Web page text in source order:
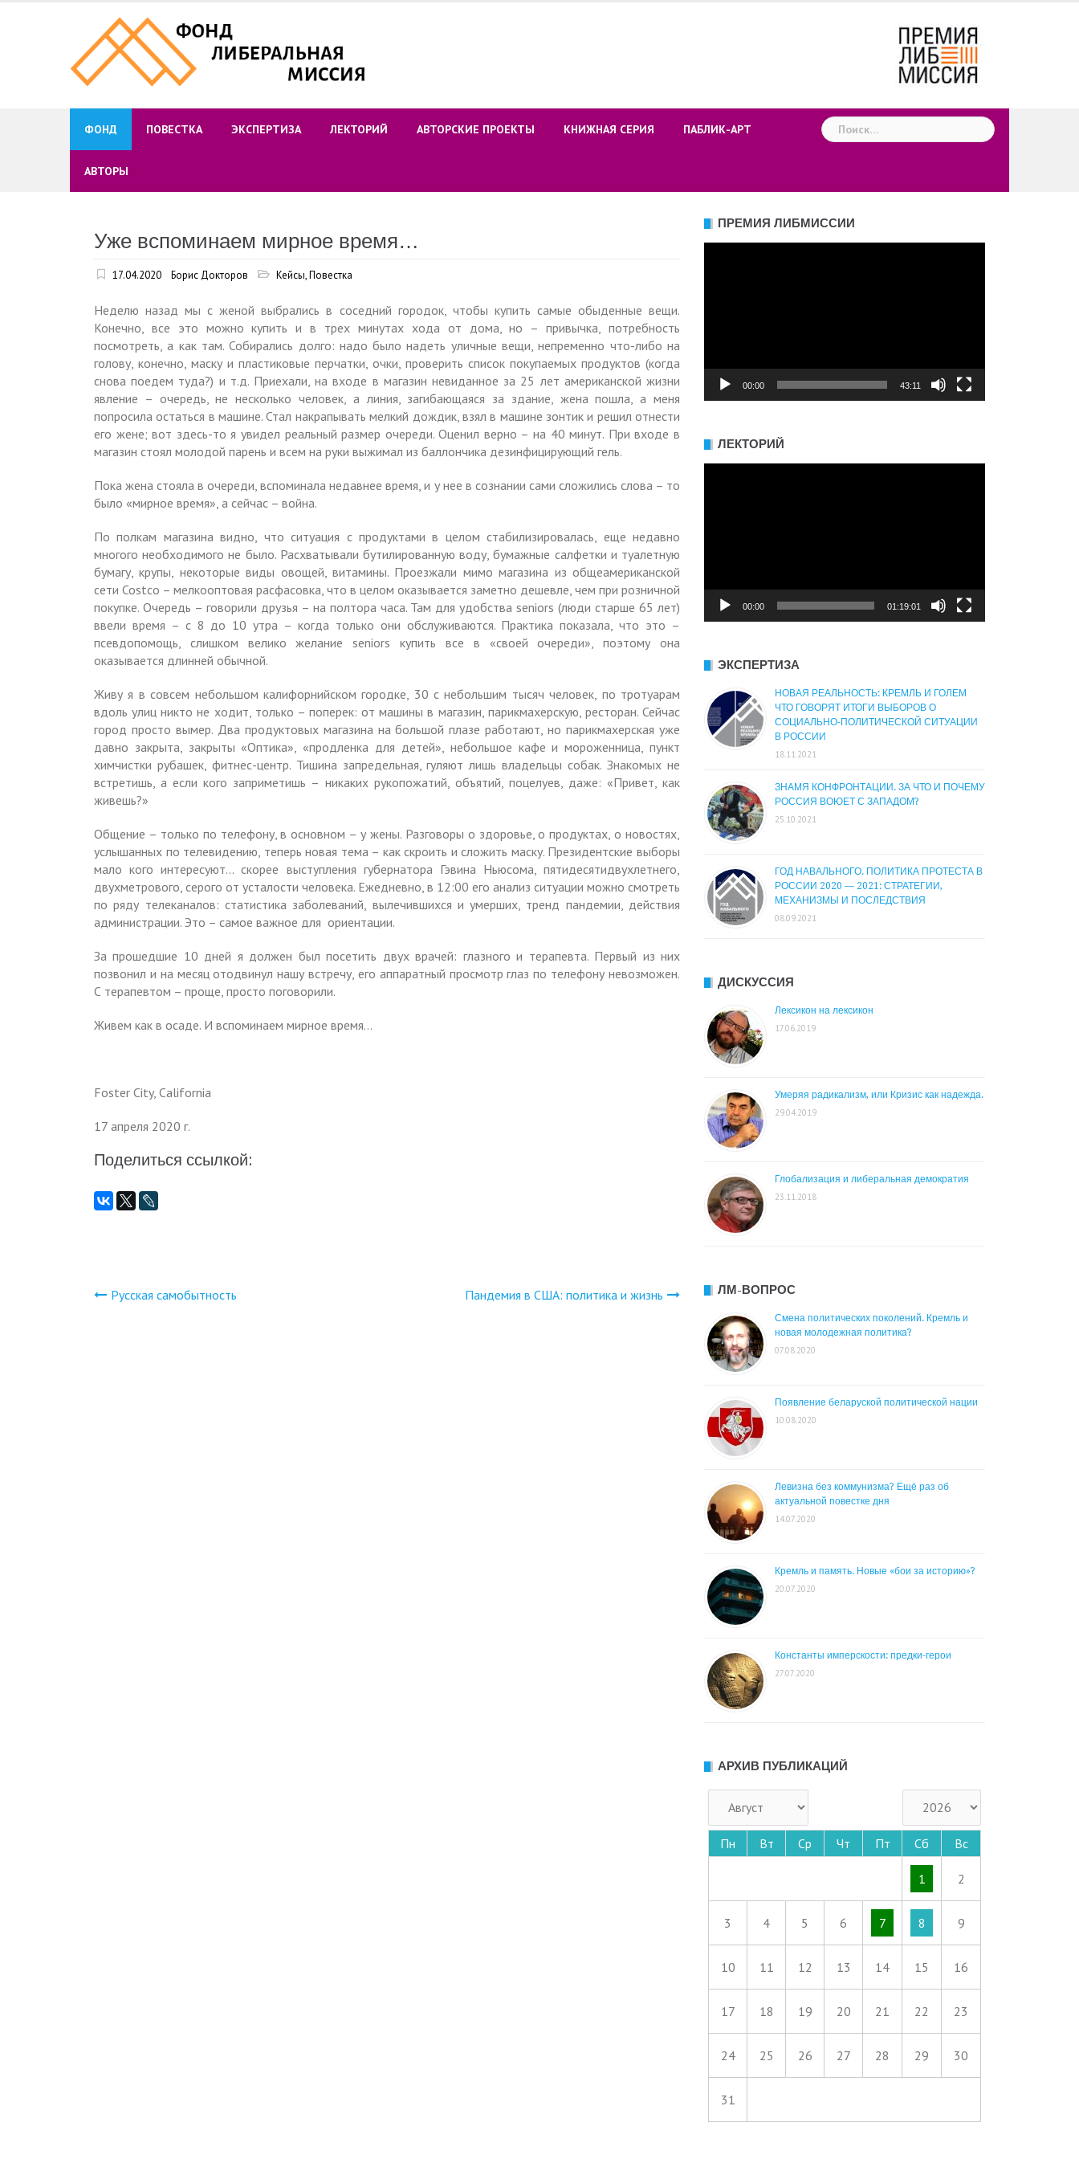
ФОНД ПОВЕСТКА ЭКСПЕРТИЗА ЛЕКТОРИЙ АВТОРСКИЕ ПРОЕКТЫ КНИЖНАЯ СЕРИЯ ПАБЛИК-АРТ
АВТОРЫ
Найти:
Уже вспоминаем мирное время…
17.04.2020 Борис Докторов Кейсы,Повестка
Неделю назад мы с женой выбрались в соседний городок, чтобы купить самые обыденные вещи.
Конечно, все это можно купить и в трех минутах хода от дома, но – привычка, потребность
посмотреть, а как там. Собирались долго: надо было надеть уличные вещи, непременно что-либо на
голову, конечно, маску и пластиковые перчатки, очки, проверить список покупаемых продуктов (когда
снова поедем туда?) и т.д. Приехали, на входе в магазин невиданное за 25 лет американской жизни
явление – очередь, не несколько человек, а линия, загибающаяся за здание, жена пошла, а меня
попросила остаться в машине. Стал накрапывать мелкий дождик, взял в машине зонтик и решил отнести
его жене; вот здесь-то я увидел реальный размер очереди. Оценил верно – на 40 минут. При входе в
магазин стоял молодой парень и всем на руки выжимал из баллончика дезинфицирующий гель.
Пока жена стояла в очереди, вспоминала недавнее время, и у нее в сознании сами сложились слова – то
было «мирное время», а сейчас – война.
По полкам магазина видно, что ситуация с продуктами в целом стабилизировалась, еще недавно
многого необходимого не было. Расхватывали бутилированную воду, бумажные салфетки и туалетную
бумагу, крупы, некоторые виды овощей, витамины. Проезжали мимо магазина из общеамериканской
сети Costco – мелкооптовая расфасовка, что в целом оказывается заметно дешевле, чем при розничной
покупке. Очередь – говорили друзья – на полтора часа. Там для удобства seniors (люди старше 65 лет)
ввели время – с 8 до 10 утра – когда только они обслуживаются. Практика показала, что это –
псевдопомощь, слишком велико желание seniors купить все в «своей очереди», поэтому она
оказывается длинней обычной.
Живу я в совсем небольшом калифорнийском городке, 30 с небольшим тысяч человек, по тротуарам
вдоль улиц никто не ходит, только – поперек: от машины в магазин, парикмахерскую, ресторан. Сейчас
город просто вымер. Два продуктовых магазина на большой плазе работают, но парикмахерская уже
давно закрыта, закрыты «Оптика», «продленка для детей», небольшое кафе и мороженница, пункт
химчистки рубашек, фитнес-центр. Тишина запредельная, гуляют лишь владельцы собак. Знакомых не
встретишь, а если кого заприметишь – никаких рукопожатий, объятий, поцелуев, даже: «Привет, как
живешь?»
Общение – только по телефону, в основном – у жены. Разговоры о здоровье, о продуктах, о новостях,
услышанных по телевидению, теперь новая тема – как скроить и сложить маску. Президентские выборы
мало кого интересуют… скорее выступления губернатора Гэвина Ньюсома, пятидесятидвухлетнего,
двухметрового, серого от усталости человека. Ежедневно, в 12:00 его анализ ситуации можно смотреть
по ряду телеканалов: статистика заболеваний, вылечившихся и умерших, тренд пандемии, действия
администрации. Это – самое важное для ориентации.
За прошедшие 10 дней я должен был посетить двух врачей: глазного и терапевта. Первый из них
позвонил и на месяц отодвинул нашу встречу, его аппаратный просмотр глаз по телефону невозможен.
С терапевтом – проще, просто поговорили.
Живем как в осаде. И вспоминаем мирное время…
Foster City, California
17 апреля 2020 г.
Поделиться ссылкой:
Навигация
Русская самобытность Пандемия в США: политика и жизнь
ПРЕМИЯ ЛИБМИССИИ
00:00 43:11
ЛЕКТОРИЙ
00:00 01:19:01
ЭКСПЕРТИЗА
НОВАЯ РЕАЛЬНОСТЬ: КРЕМЛЬ И ГОЛЕМ
ЧТО ГОВОРЯТ ИТОГИ ВЫБОРОВ О
СОЦИАЛЬНО-ПОЛИТИЧЕСКОЙ СИТУАЦИИ
В РОССИИ
18.11.2021
ЗНАМЯ КОНФРОНТАЦИИ. ЗА ЧТО И ПОЧЕМУ
РОССИЯ ВОЮЕТ С ЗАПАДОМ?
25.10.2021
ГОД НАВАЛЬНОГО. ПОЛИТИКА ПРОТЕСТА В
РОССИИ 2020 — 2021: СТРАТЕГИИ,
МЕХАНИЗМЫ И ПОСЛЕДСТВИЯ
08.09.2021
ДИСКУССИЯ
Лексикон на лексикон
17.06.2019
Умеряя радикализм, или Кризис как надежда.
29.04.2019
Глобализация и либеральная демократия
23.11.2018
ЛМ-ВОПРОС
Смена политических поколений. Кремль и
новая молодежная политика?
07.08.2020
Появление беларуской политической нации
10.08.2020
Левизна без коммунизма? Ещё раз об
актуальной повестке дня
14.07.2020
Кремль и память. Новые «бои за историю»?
20.07.2020
Константы имперскости: предки-герои
27.07.2020
АРХИВ ПУБЛИКАЦИЙ
Пн Вт Ср Чт Пт Сб Вс
1 2
3 4 5 6 7 8 9
10 11 12 13 14 15 16
17 18 19 20 21 22 23
24 25 26 27 28 29 30
31